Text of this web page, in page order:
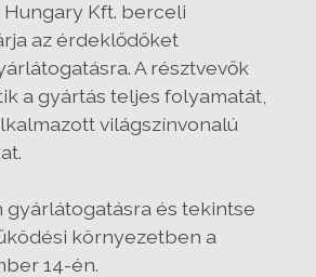
Hungary Kft. berceli
az érdeklődőket
A résztvevők
a gyártás teljes folyamatát,
világszínvonalú
gyárlátogatásra és tekintse
környezetben a
14-én.